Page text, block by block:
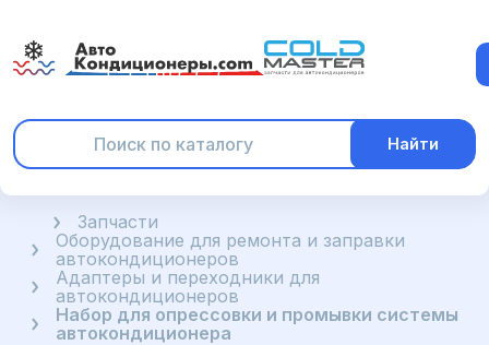
Найти
ГлавнаяЗапчасти
Оборудование для ремонта и заправки
автокондиционеров
Адаптеры и переходники для
автокондиционеров
Набор для опрессовки и промывки системы
автокондиционера